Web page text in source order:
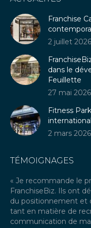
in
new
window
opens
in
new
window
in
new
window
Franchise
2 juillet 2026
dans le
Feuillette
27 mai 2026
Fitness
2 mars 2026
TÉMOIGNAGES
« Je recommande le
FranchiseBiz. Ils ont
du positionnement et
tant en matière de
communication de